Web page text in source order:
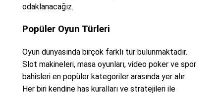
odaklanacağız.
Popüler Oyun Türleri
Oyun dünyasında birçok farklı tür bulunmaktadır.
Slot makineleri, masa oyunları, video poker ve spor
bahisleri en popüler kategoriler arasında yer alır.
Her biri kendine has kuralları ve stratejileri ile